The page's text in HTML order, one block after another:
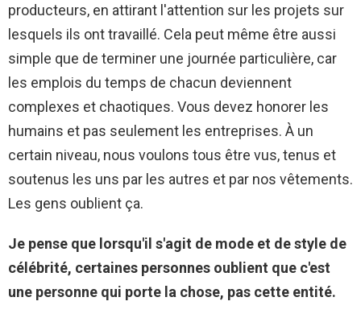
producteurs, en attirant l'attention sur les projets sur
lesquels ils ont travaillé. Cela peut même être aussi
simple que de terminer une journée particulière, car
les emplois du temps de chacun deviennent
complexes et chaotiques. Vous devez honorer les
humains et pas seulement les entreprises. À un
certain niveau, nous voulons tous être vus, tenus et
soutenus les uns par les autres et par nos vêtements.
Les gens oublient ça.
Je pense que lorsqu'il s'agit de mode et de style de
célébrité, certaines personnes oublient que c'est
une personne qui porte la chose, pas cette entité.